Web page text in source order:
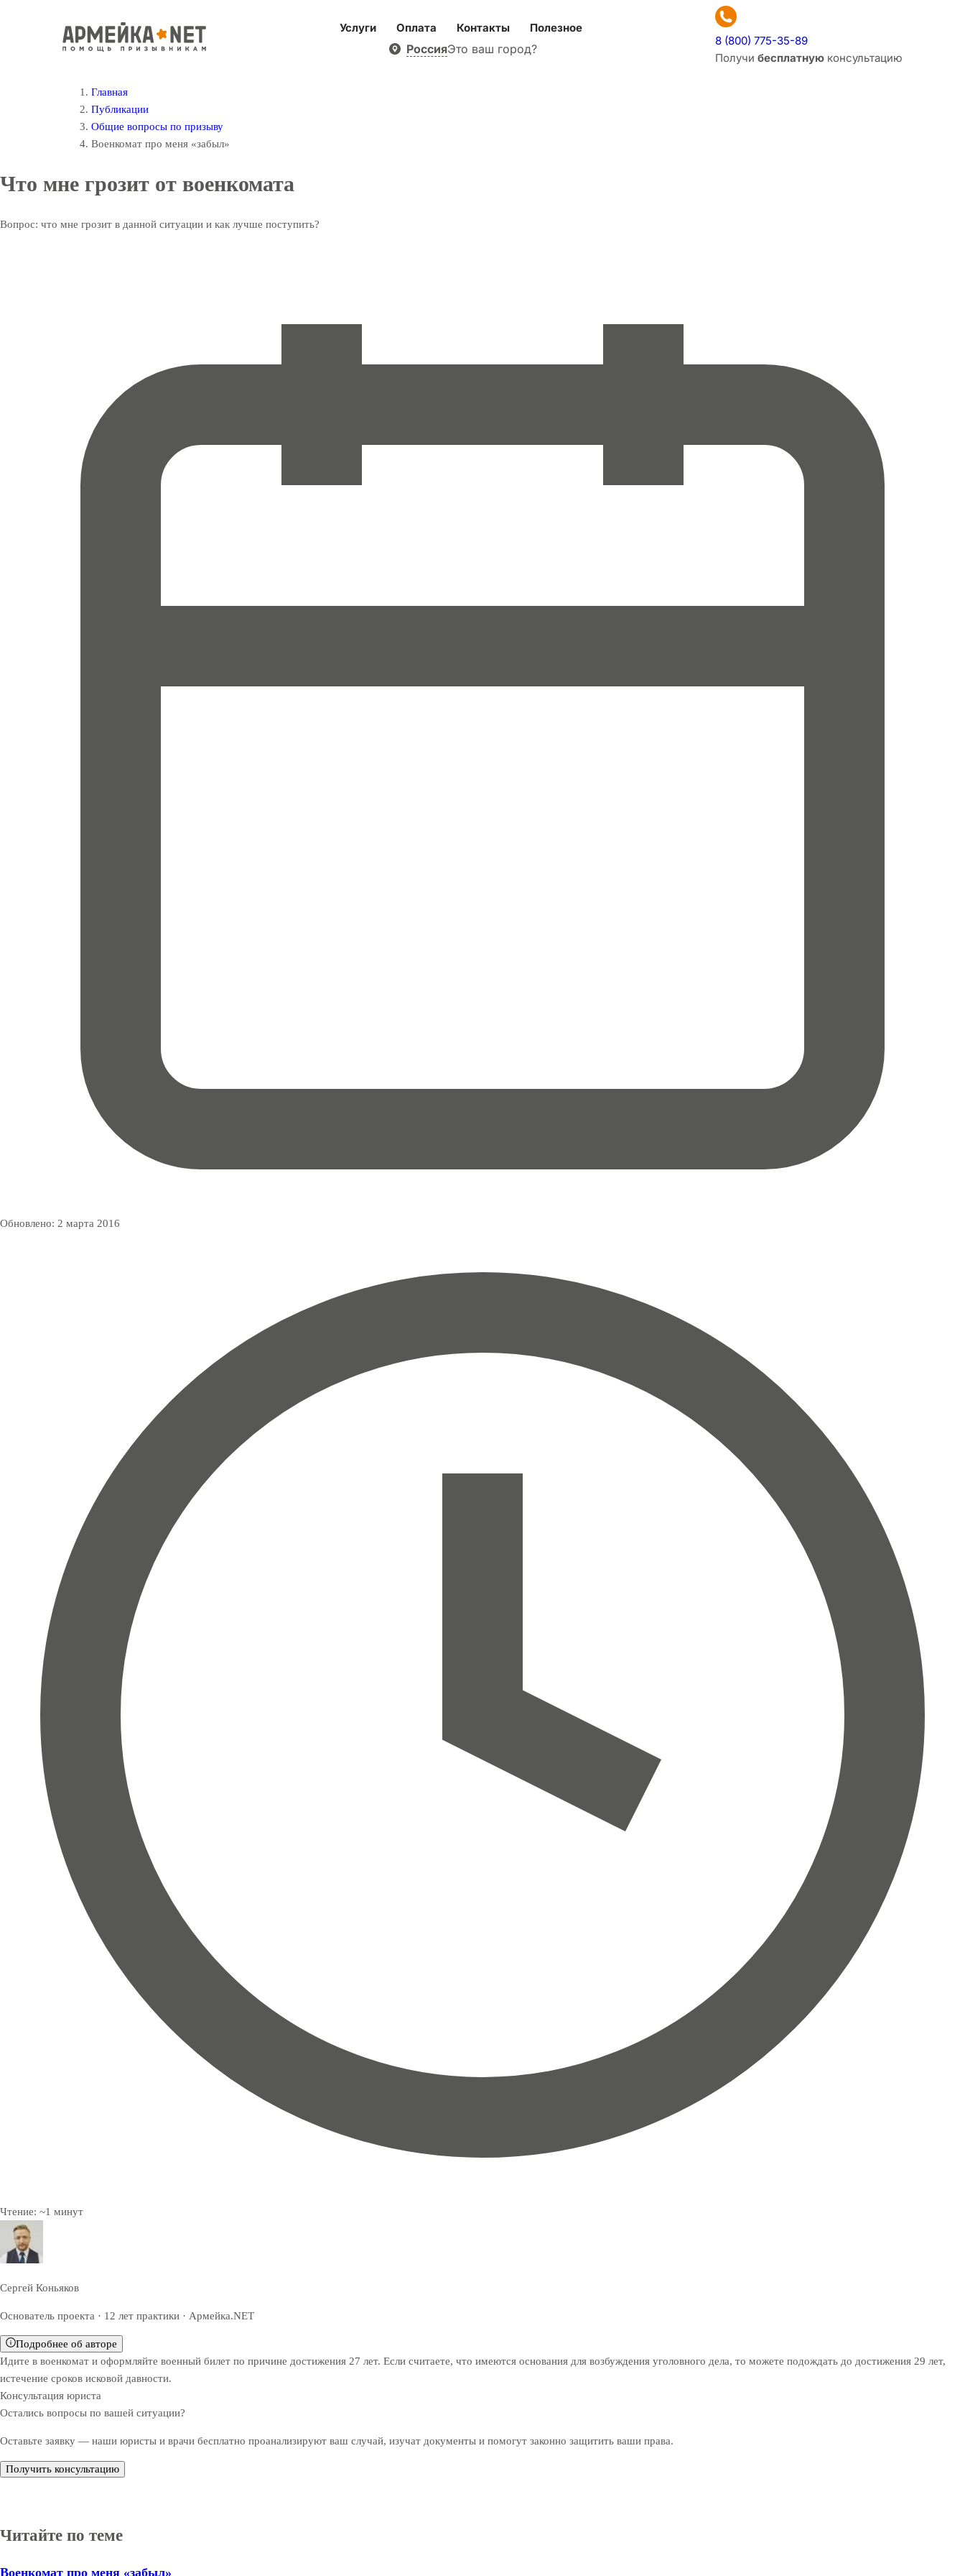
Услуги Оплата Контакты Полезное
РоссияЭто ваш город?
8 (800) 775-35-89
Получи бесплатную консультацию
Главная
Публикации
Общие вопросы по призыву
Военкомат про меня «забыл»
Что мне грозит от военкомата
Вопрос: что мне грозит в данной ситуации и как лучше поступить?
Обновлено: 2 марта 2016
Чтение: ~1 минут
Сергей Коньяков
Основатель проекта · 12 лет практики · Армейка.NET
Подробнее об авторе
Идите в военкомат и оформляйте военный билет по причине достижения 27 лет. Если считаете, что имеются основания для возбуждения уголовного дела, то можете подождать до достижения 29 лет,
истечение сроков исковой давности.
Консультация юриста
Остались вопросы по вашей ситуации?
Оставьте заявку — наши юристы и врачи бесплатно проанализируют ваш случай, изучат документы и помогут законно защитить ваши права.
Получить консультацию
Читайте по теме
Военкомат про меня «забыл»